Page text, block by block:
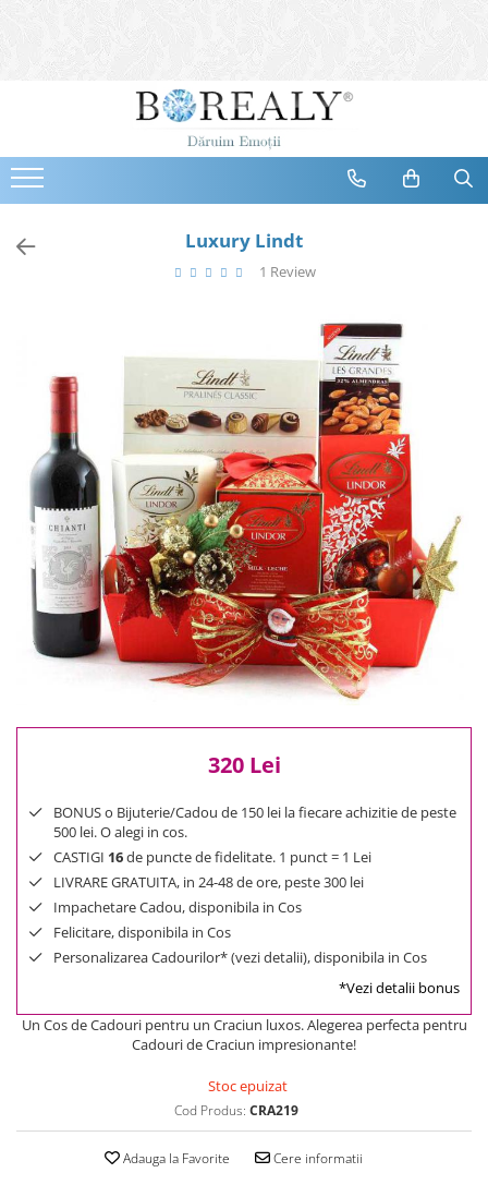
Bijuterii
Cercei
Bratari
Coliere
Bijuterii Femei
Bijuterii Copii
Bijuterii Mirese
Selectii
Reduceri
Cele mai noi
Cele mai vandute
Cele mai votate
Cu video
Pret
0 Lei - 100 Lei
200 Lei - 300 Lei
1000 Lei +
Luxury Lindt
1 Review
320 Lei
BONUS o Bijuterie/Cadou de 150 lei la fiecare achizitie de peste
500 lei. O alegi in cos.
CASTIGI 16de puncte de fidelitate. 1 punct = 1 Lei
LIVRARE GRATUITA, in 24-48 de ore, peste 300 lei
Impachetare Cadou, disponibila in Cos
Felicitare, disponibila in Cos
Personalizarea Cadourilor* (vezi detalii), disponibila in Cos
*Vezi detalii bonus
Un Cos de Cadouri pentru un Craciun luxos. Alegerea perfecta pentru
Cadouri de Craciun impresionante!
Stoc epuizat
Cod Produs: CRA219
Adauga la Favorite Cere informatii